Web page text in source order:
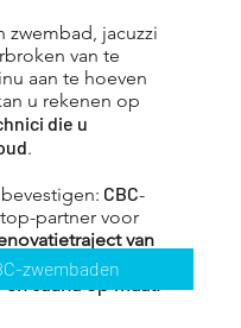
zwembad, jacuzzi
van te
aan te hoeven
u rekenen op
die u
.
CBC-
partner voor
van
sauna op maat.
zwembaden